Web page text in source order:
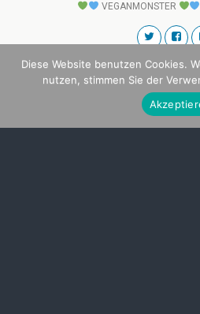
VEGANMONSTER
Diese Website benutzen Cookies.
nutzen, stimmen Sie der